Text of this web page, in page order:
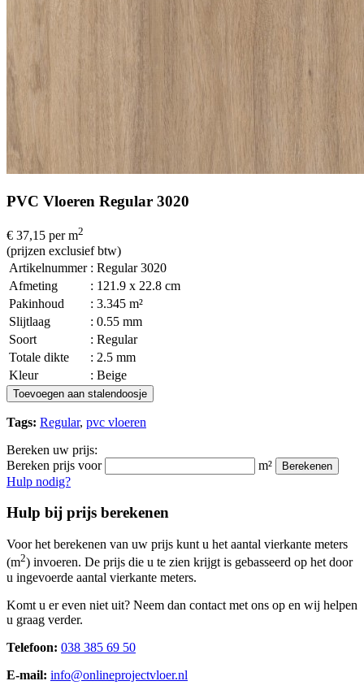
PVC Vloeren Regular 3020
€ 37,15 per m2
(prijzen exclusief btw)
Artikelnummer : Regular 3020
Afmeting
: 121.9 x 22.8 cm
Pakinhoud
: 3.345 m²
Slijtlaag
: 0.55 mm
Soort
: Regular
Totale dikte
: 2.5 mm
Kleur
: Beige
Toevoegen aan stalendoosje
Tags: Regular, pvc vloeren
Bereken uw prijs:
Bereken prijs voor
m² Berekenen
Hulp nodig?
Hulp bij prijs berekenen
Voor het berekenen van uw prijs kunt u het aantal vierkante meters
(m2) invoeren. De prijs die u te zien krijgt is gebasseerd op het door
u ingevoerde aantal vierkante meters.
Komt u er even niet uit? Neem dan contact met ons op en wij helpen
u graag verder.
Telefoon: 038 385 69 50
E-mail: info@onlineprojectvloer.nl